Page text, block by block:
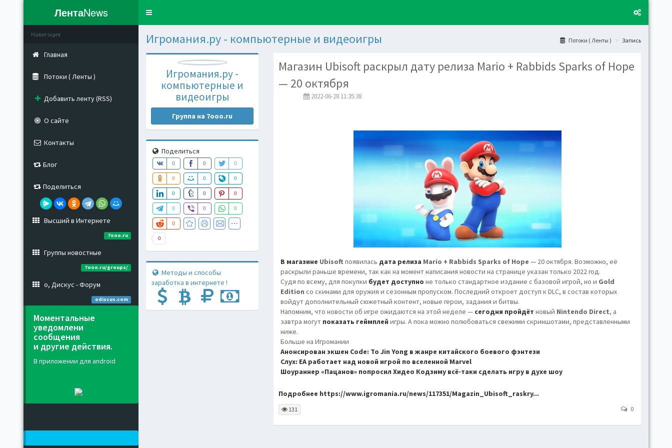
ЛентаNews
Toggle
Навигация
Главная
Потоки ( Ленты )
Добавить ленту (RSS)
О сайте
Контакты
Блог
Поделиться
Высший в Интернете
7ooo.ru
Группы новостные
7ooo.ru/groups/
о, Дискус - Форум
odiscus.com
Моментальные
уведомлени
сообщения
и другие действия.
В приложении для android
Игромания.ру - компьютерные и видеоигры Потоки ( Ленты ) Запись
Игромания.ру -
компьютерные и
видеоигры
Группа на 7ooo.ru
Поделиться
0 0 0
0 0 0
0 0 0
0 0 0
0
0
Методы и способы
заработка в интернете !
Магазин Ubisoft раскрыл дату релиза Mario + Rabbids Sparks of Hope
— 20 октября
2022-06-28 11:35:38
В магазине Ubisoftпоявилась дата релиза Mario + Rabbids Sparks of Hope — 20 октября. Возможно, её
раскрыли раньше времени, так как на момент написания новости на странице указан только 2022 год.
Судя по всему, для покупки будет доступно не только стандартное издание с базовой игрой, но и Gold
Edition со скинами для оружия и сезонным пропуском. Последний откроет доступ к DLC, в состав которых
войдут дополнительный сюжетный контент, новые герои, задания и битвы.
Напомним, что новости об игре ожидаются на этой неделе — сегодня пройдёт новый Nintendo Direct, а
завтра могут показать геймплей игры. А пока можно полюбоваться свежими скриншотами, представленными
ниже.
Больше на Игромании
Анонсирован экшен Code: To Jin Yong в жанре китайского боевого фэнтези
Слух: EA работает над новой игрой по вселенной Marvel
Шоураннер «Пацанов» попросил Хидео Кодзиму всё-таки сделать игру в духе шоу
Подробнее https://www.igromania.ru/news/117351/Magazin_Ubisoft_raskry...
131 0